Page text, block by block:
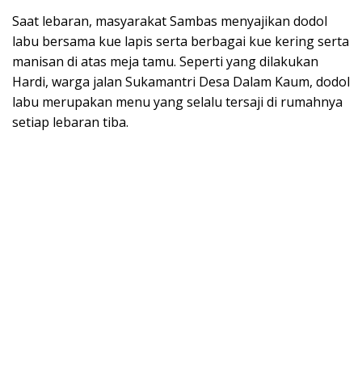
Saat lebaran, masyarakat Sambas menyajikan dodol
labu bersama kue lapis serta berbagai kue kering serta
manisan di atas meja tamu. Seperti yang dilakukan
Hardi, warga jalan Sukamantri Desa Dalam Kaum, dodol
labu merupakan menu yang selalu tersaji di rumahnya
setiap lebaran tiba.